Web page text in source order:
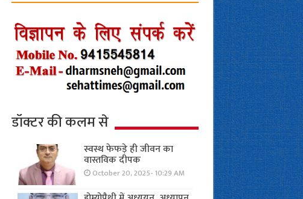
डॉक्टर की कलम से
स्वस्थ फेफड़े ही जीवन का
वास्तविक दीपक
October 20, 2025- 10:29 AM